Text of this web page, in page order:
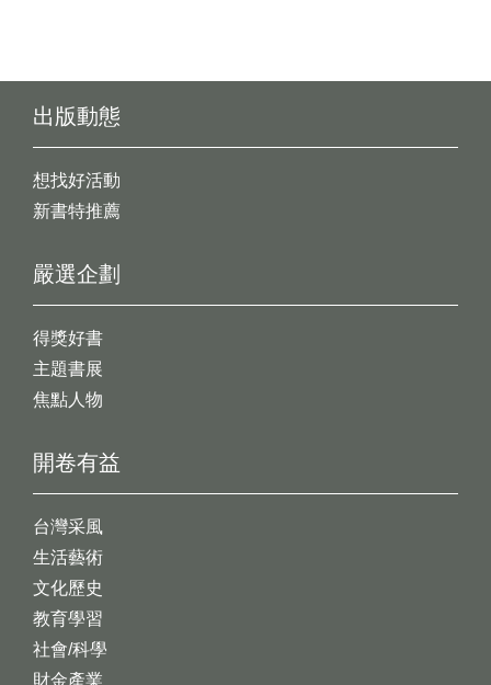
出版動態
想找好活動
新書特推薦
開卷有益
台灣采風
生活藝術
文化歷史
教育學習
社會/科學
財金產業
嚴選企劃
得獎好書
主題書展
焦點人物